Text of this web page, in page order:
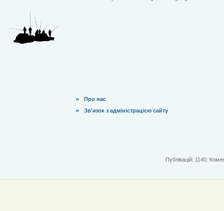
Про нас
Зв'язок з адміністрацією сайту
Публікацій: 1140.